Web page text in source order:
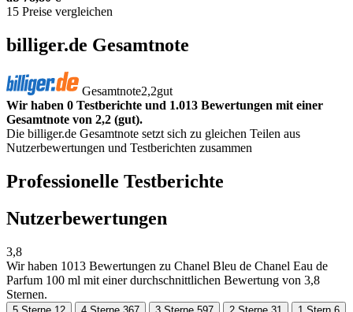
15 Preise vergleichen
billiger.de Gesamtnote
Gesamtnote2,2gut
Wir haben 0 Testberichte und 1.013 Bewertungen mit einer
Gesamtnote von 2,2 (gut).
Die billiger.de Gesamtnote setzt sich zu gleichen Teilen aus
Nutzerbewertungen und Testberichten zusammen
Professionelle Testberichte
Nutzerbewertungen
3,8
Wir haben 1013 Bewertungen zu Chanel Bleu de Chanel Eau de
Parfum 100 ml mit einer durchschnittlichen Bewertung von 3,8
Sternen.